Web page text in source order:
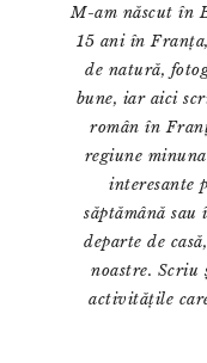
M-am născut în
15 ani în
de natură,
bune, iar aici
român în
regiune
interesante
săptămână sau
departe de
noastre. Scriu
activitățile